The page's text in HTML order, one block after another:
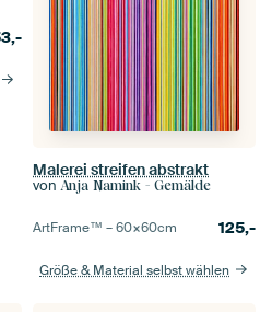
Malerei streifen abstrakt
von Anja Namink - Gemälde
ArtFrame™ –60×60cm 125,-
Größe & Material selbst wählen